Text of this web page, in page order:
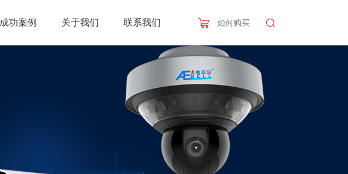
成功案例 关于我们 联系我们 如何购买